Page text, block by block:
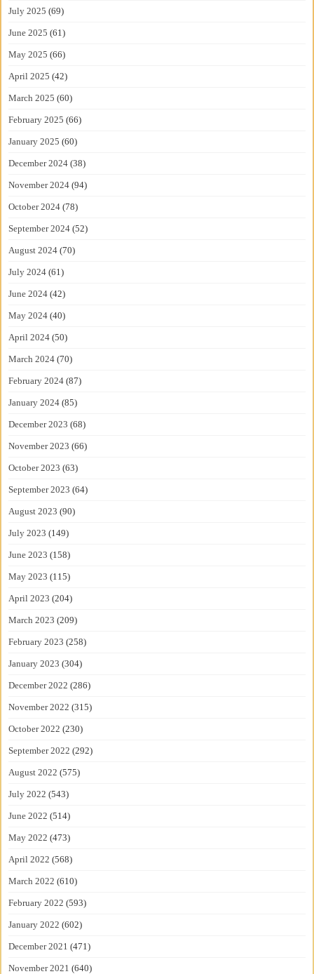
July 2025 (69)
June 2025 (61)
May 2025 (66)
April 2025 (42)
March 2025 (60)
February 2025 (66)
January 2025 (60)
December 2024 (38)
November 2024 (94)
October 2024 (78)
September 2024 (52)
August 2024 (70)
July 2024 (61)
June 2024 (42)
May 2024 (40)
April 2024 (50)
March 2024 (70)
February 2024 (87)
January 2024 (85)
December 2023 (68)
November 2023 (66)
October 2023 (63)
September 2023 (64)
August 2023 (90)
July 2023 (149)
June 2023 (158)
May 2023 (115)
April 2023 (204)
March 2023 (209)
February 2023 (258)
January 2023 (304)
December 2022 (286)
November 2022 (315)
October 2022 (230)
September 2022 (292)
August 2022 (575)
July 2022 (543)
June 2022 (514)
May 2022 (473)
April 2022 (568)
March 2022 (610)
February 2022 (593)
January 2022 (602)
December 2021 (471)
November 2021 (640)